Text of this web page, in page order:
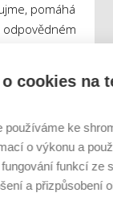
pomáhá
v soutěži
dalších letech
z různých
cookies na
používáme ke
o výkonu a
funkcí ze
a přizpůsobení